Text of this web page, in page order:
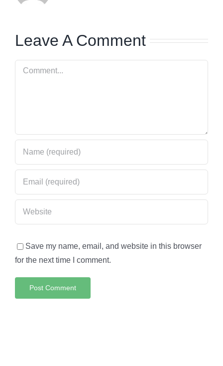
Leave A Comment
Comment
Save my name, email, and website in this browser
for the next time I comment.